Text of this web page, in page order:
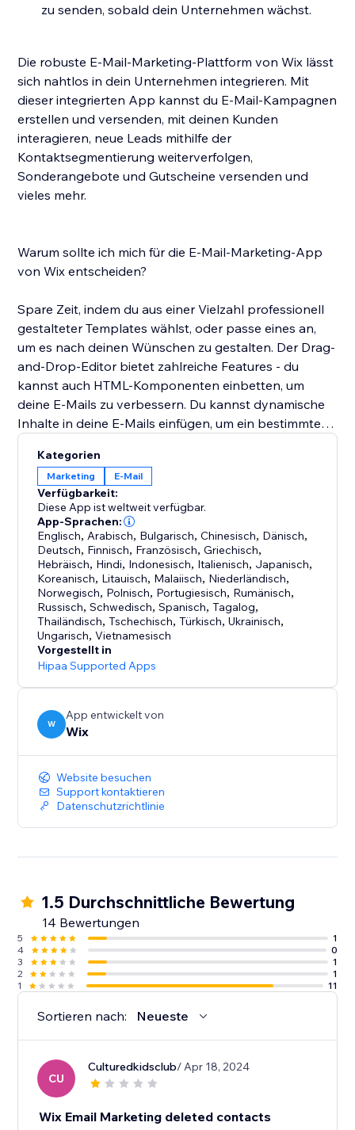
zu senden, sobald dein Unternehmen wächst.
Die robuste E-Mail-Marketing-Plattform von Wix lässt
sich nahtlos in dein Unternehmen integrieren. Mit
dieser integrierten App kannst du E-Mail-Kampagnen
erstellen und versenden, mit deinen Kunden
interagieren, neue Leads mithilfe der
Kontaktsegmentierung weiterverfolgen,
Sonderangebote und Gutscheine versenden und
vieles mehr.
Warum sollte ich mich für die E-Mail-Marketing-App
von Wix entscheiden?
Spare Zeit, indem du aus einer Vielzahl professionell
gestalteter Templates wählst, oder passe eines an,
um es nach deinen Wünschen zu gestalten. Der Drag-
and-Drop-Editor bietet zahlreiche Features - du
kannst auch HTML-Komponenten einbetten, um
deine E-Mails zu verbessern. Du kannst dynamische
Inhalte in deine E-Mails einfügen, um ein bestimmtes
Service zu bewerben.
Verfolge und analysiere den Mehrwert deiner E-Mail-
Kampagnen und erfahre, wie sie zu deinem
Unternehmenserfolg beitragen.
Wix bietet interne Spam-Filter, um eine hohe
Zustellbarkeit zu erzielen.
Es sind Preispläne verfügbar, die dir mehr bieten,
Kategorien
Marketing E-Mail
Verfügbarkeit:
Diese App ist weltweit verfügbar.
App-Sprachen:
Englisch, Arabisch, Bulgarisch,Chinesisch, Dänisch,
Deutsch, Finnisch, Französisch,Griechisch,
Hebräisch, Hindi, Indonesisch, Italienisch, Japanisch,
Koreanisch, Litauisch, Malaiisch, Niederländisch,
Norwegisch, Polnisch, Portugiesisch, Rumänisch,
Russisch,Schwedisch,Spanisch,Tagalog,
Thailändisch,Tschechisch,Türkisch,Ukrainisch,
Ungarisch,Vietnamesisch
Vorgestellt in
Hipaa Supported Apps
W
App entwickelt von
Wix
Website besuchen
Support kontaktieren
Datenschutzrichtlinie
1.5 Durchschnittliche Bewertung
14 Bewertungen
5
1
4
0
3
1
2
1
1
11
Sortieren nach: Neueste
CU
Culturedkidsclub/ Apr 18, 2024
Wix Email Marketing deleted contacts